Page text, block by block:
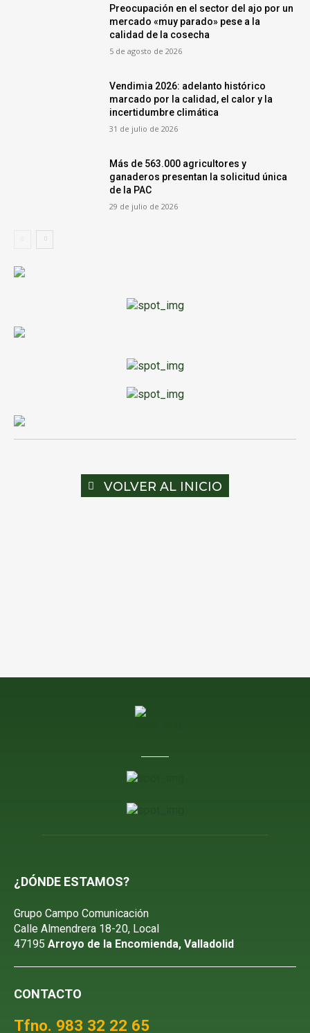
Preocupación en el sector del ajo por un
mercado «muy parado» pese a la
calidad de la cosecha
5 de agosto de 2026
Vendimia 2026: adelanto histórico
marcado por la calidad, el calor y la
incertidumbre climática
31 de julio de 2026
Más de 563.000 agricultores y
ganaderos presentan la solicitud única
de la PAC
29 de julio de 2026
VOLVER AL INICIO
¿DÓNDE ESTAMOS?
Grupo Campo Comunicación
Calle Almendrera 18-20, Local
47195 Arroyo de la Encomienda, Valladolid
CONTACTO
Tfno. 983 32 22 65